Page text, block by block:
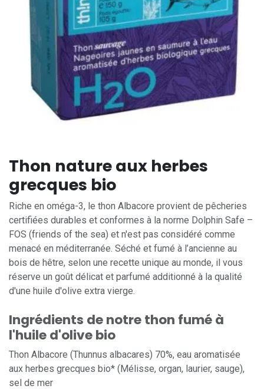
Thon nature aux herbes
grecques bio
Riche en oméga-3, le thon Albacore provient de pêcheries
certifiées durables et conformes à la norme Dolphin Safe –
FOS (friends of the sea) et n'est pas considéré comme
menacé en méditerranée. Séché et fumé à l’ancienne au
bois de hêtre, selon une recette unique au monde, il vous
réserve un goût délicat et parfumé additionné à la qualité
d'une huile d'olive extra vierge.
Ingrédients de notre thon fumé à
l'huile d'olive bio
Thon Albacore (Thunnus albacares) 70%, eau aromatisée
aux herbes grecques bio* (Mélisse, organ, laurier, sauge),
sel de mer